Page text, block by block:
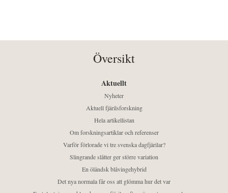
Översikt
Aktuellt
Nyheter
Aktuell fjärilsforskning
Hela artikellistan
Om forskningsartiklar och referenser
Varför förlorade vi tre svenska dagfjärilar?
Slingrande slåtter ger större variation
En öländsk blåvingehybrid
Det nya normala får oss att glömma hur det var